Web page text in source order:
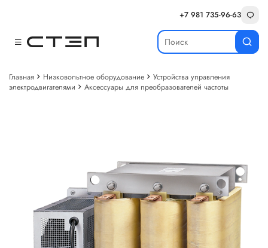
+7 981 735-96-63
Главная Низковольтное оборудование
Устройства управления
электродвигателями
Аксессуары для преобразователей частоты